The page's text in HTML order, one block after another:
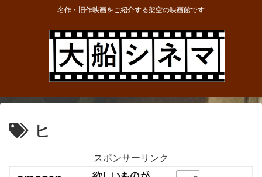
名作・旧作映画をご紹介する架空の映画館です
ヒ
スポンサーリンク